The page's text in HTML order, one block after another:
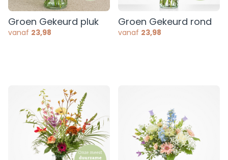
Groen Gekeurd pluk
vanaf 23,98
Groen Gekeurd rond
vanaf 23,98